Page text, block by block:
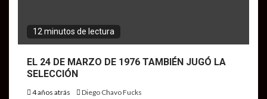
12 minutos de lectura
EL 24 DE MARZO DE 1976 TAMBIÉN JUGÓ LA
SELECCIÓN
4 años atrás Diego Chavo Fucks